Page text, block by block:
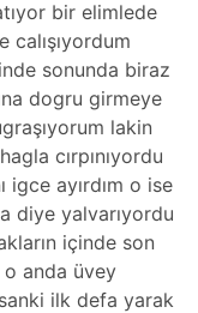
bir elimlede
calışıyordum
sonunda biraz
dogru girmeye
lakin
cırpınıyordu
igce ayırdım o ise
diye yalvarıyordu
içinde son
o anda üvey
ilk defa yarak